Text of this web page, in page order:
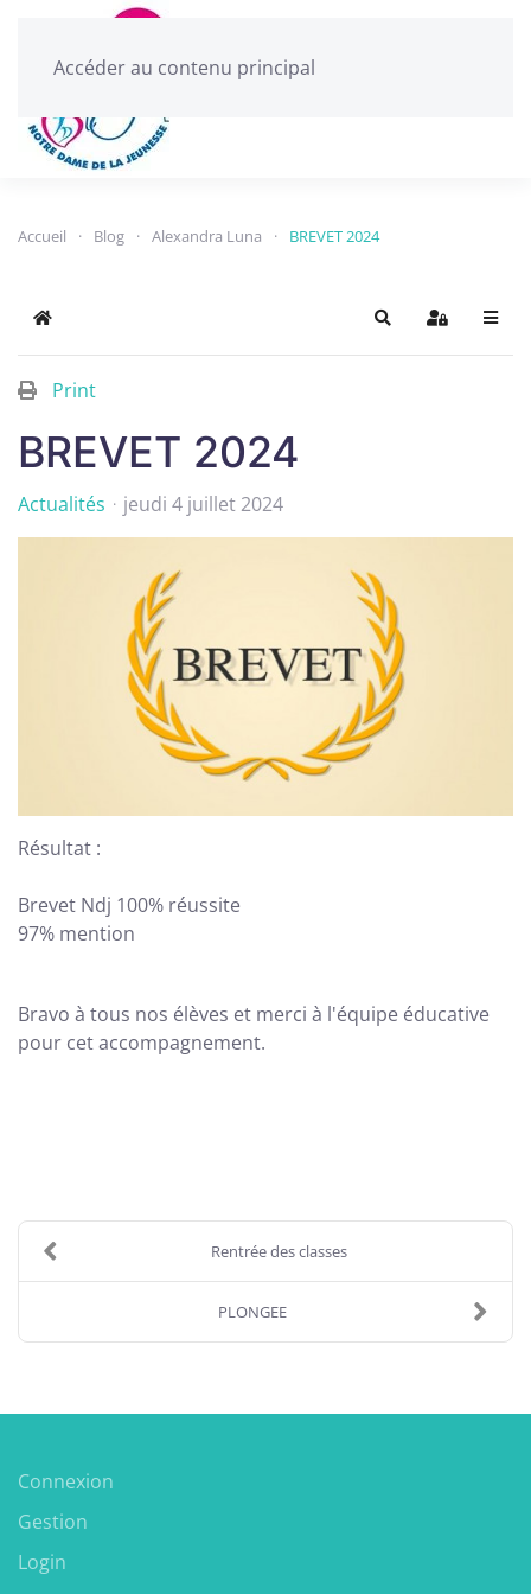
Accéder au contenu principal
Accueil Blog Alexandra Luna BREVET 2024
Home SearchSign In
Print
BREVET 2024
Actualités jeudi 4 juillet 2024
Résultat :
Brevet Ndj 100% réussite
97% mention
Bravo à tous nos élèves et merci à l'équipe éducative
pour cet accompagnement.
Rentrée des classes
PLONGEE
Connexion
Gestion
Login